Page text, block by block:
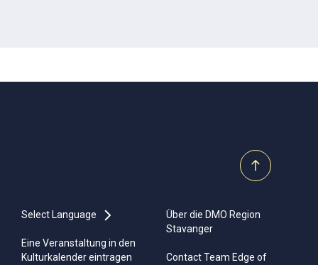
Select Language
Eine Veranstaltung in den
Kulturkalender eintragen
Über die DMO Region
Stavanger
Contact Team Edge of